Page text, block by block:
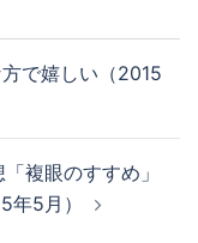
で嬉しい（2015
複眼のすすめ」
5月）